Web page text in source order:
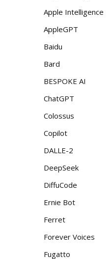
Apple Intelligence
AppleGPT
Baidu
Bard
BESPOKE AI
ChatGPT
Colossus
Copilot
DALLE-2
DeepSeek
DiffuCode
Ernie Bot
Ferret
Forever Voices
Fugatto